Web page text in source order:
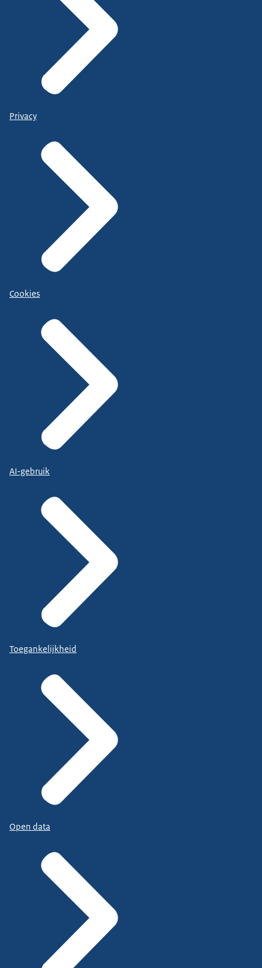
Privacy
Cookies
AI-gebruik
Toegankelijkheid
Open data